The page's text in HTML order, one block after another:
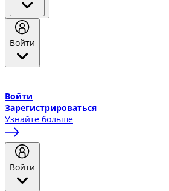
Войти
Войти
Зарегистрироваться
Узнайте больше
Войти